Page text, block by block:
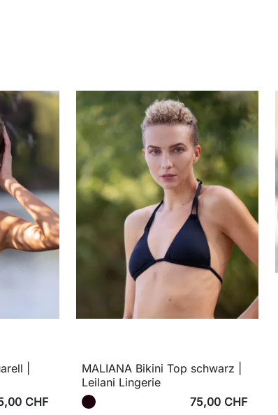
|
CHF
MALIANA Bikini Top schwarz |
Leilani Lingerie
75,00 CHF